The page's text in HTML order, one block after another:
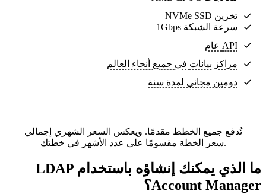
تخزين NVMe SSD
سرعة الشبكة 1Gbps
API عام
مراكز بيانات في جميع أنحاء العالم
دومين مجاني لمدة سنة
تُدفع جميع الخطط مقدمًا. ويعكس السعر الشهري إجمالي
سعر الخطة مقسومًا على عدد الأشهر في خطتك.
ما الذي يمكنك إنشاؤه باستخدام LDAP
Account Manager؟